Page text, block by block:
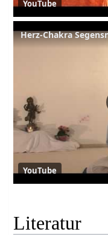
YouTube
Herz-Chakra
YouTube
Literatur